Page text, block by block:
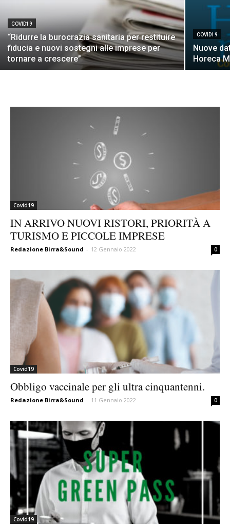
COVID19
“Ridurre la burocrazia sanitaria per restituire
fiducia e nuovi sostegni alle imprese per
tornare a crescere”
COVID19
Nuove
Horeca
Covid19
IN ARRIVO NUOVI RISTORI, PRIORITÀ A
TURISMO E PICCOLE IMPRESE
Redazione Birra&Sound - 12 Gennaio 2022 0
Covid19
Obbligo vaccinale per gli ultra cinquantenni.
Redazione Birra&Sound - 11 Gennaio 2022 0
Covid19